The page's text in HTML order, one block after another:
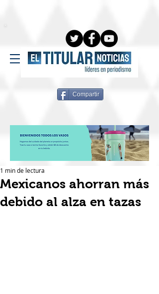
Compartir
Mexicanos ahorran más
debido al alza en tazas
1 min de lectura